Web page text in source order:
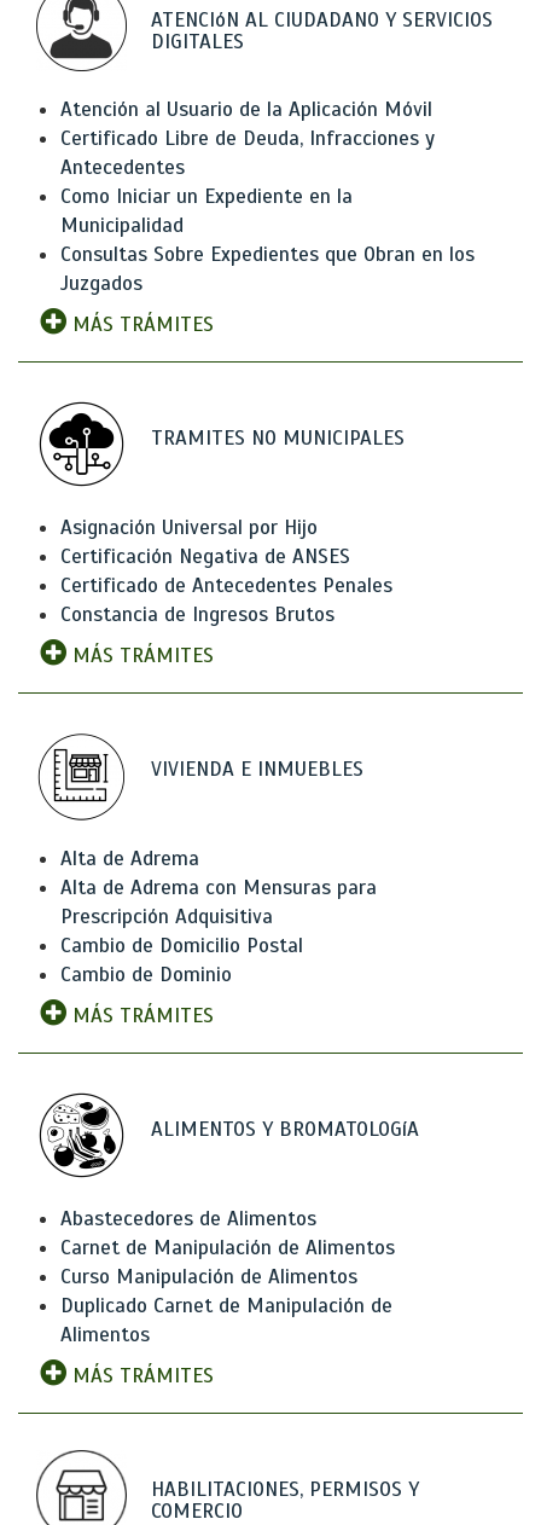
ATENCIóN AL CIUDADANO Y SERVICIOS
DIGITALES
Atención al Usuario de la Aplicación Móvil
Certificado Libre de Deuda, Infracciones y
Antecedentes
Como Iniciar un Expediente en la
Municipalidad
Consultas Sobre Expedientes que Obran en los
Juzgados
MÁS TRÁMITES
TRAMITES NO MUNICIPALES
Asignación Universal por Hijo
Certificación Negativa de ANSES
Certificado de Antecedentes Penales
Constancia de Ingresos Brutos
MÁS TRÁMITES
VIVIENDA E INMUEBLES
Alta de Adrema
Alta de Adrema con Mensuras para
Prescripción Adquisitiva
Cambio de Domicilio Postal
Cambio de Dominio
MÁS TRÁMITES
ALIMENTOS Y BROMATOLOGíA
Abastecedores de Alimentos
Carnet de Manipulación de Alimentos
Curso Manipulación de Alimentos
Duplicado Carnet de Manipulación de
Alimentos
MÁS TRÁMITES
HABILITACIONES, PERMISOS Y
COMERCIO